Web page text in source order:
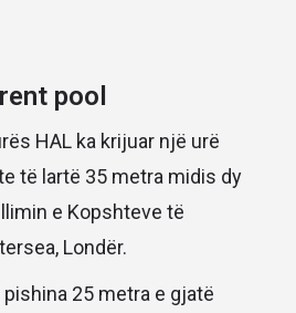
pool
HAL ka krijuar një urë
të lartë 35 metra midis dy
e Kopshteve të
Londër.
25 metra e gjatë